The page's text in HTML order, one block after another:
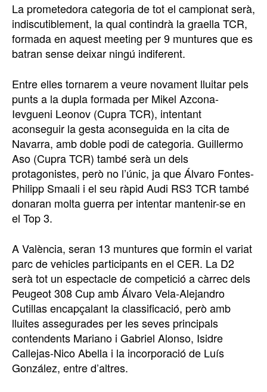
La prometedora categoria de tot el campionat serà,
indiscutiblement, la qual contindrà la graella TCR,
formada en aquest meeting per 9 muntures que es
batran sense deixar ningú indiferent.
Entre elles tornarem a veure novament lluitar pels
punts a la dupla formada per Mikel Azcona-
Ievgueni Leonov (Cupra TCR), intentant
aconseguir la gesta aconseguida en la cita de
Navarra, amb doble podi de categoria. Guillermo
Aso (Cupra TCR) també serà un dels
protagonistes, però no l’únic, ja que Álvaro Fontes-
Philipp Smaali i el seu ràpid Audi RS3 TCR també
donaran molta guerra per intentar mantenir-se en
el Top 3.
A València, seran 13 muntures que formin el variat
parc de vehicles participants en el CER. La D2
serà tot un espectacle de competició a càrrec dels
Peugeot 308 Cup amb Álvaro Vela-Alejandro
Cutillas encapçalant la classificació, però amb
lluites assegurades per les seves principals
contendents Mariano i Gabriel Alonso, Isidre
Callejas-Nico Abella i la incorporació de Luís
González, entre d’altres.